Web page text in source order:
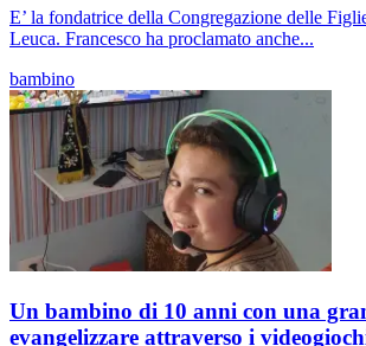
E’ la fondatrice della Congregazione delle
Leuca. Francesco ha proclamato anche...
bambino
Un bambino di 10 anni con una
evangelizzare attraverso i